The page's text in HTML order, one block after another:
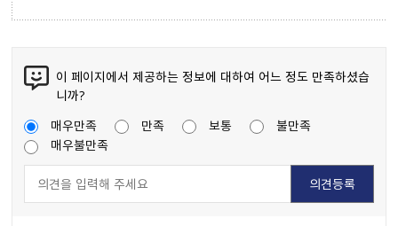
이 페이지에서 제공하는 정보에 대하여 어느 정도 만족하셨습
니까?
매우만족
만족 보통
불만족
매우불만족